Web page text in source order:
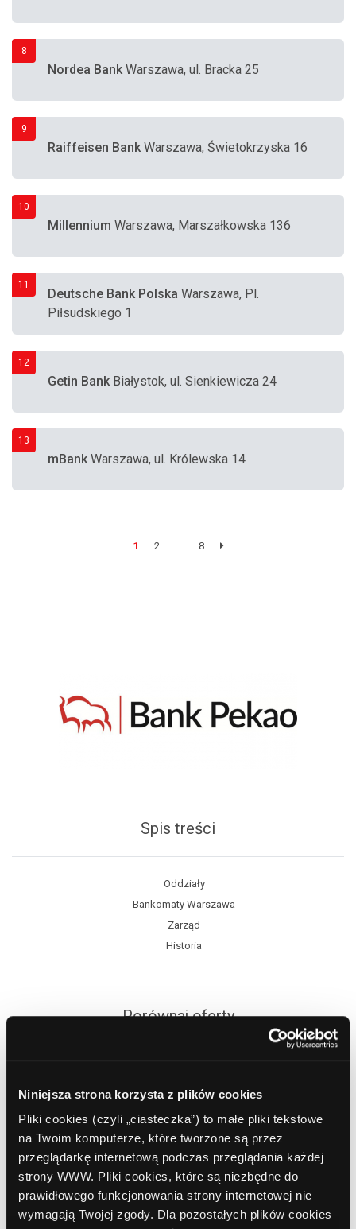
Niniejsza strona korzysta z plików cookies
Pliki cookies (czyli „ciasteczka”) to małe pliki tekstowe
na Twoim komputerze, które tworzone są przez
przeglądarkę internetową podczas przeglądania każdej
strony WWW. Pliki cookies, które są niezbędne do
prawidłowego funkcjonowania strony internetowej nie
wymagają Twojej zgody. Dla pozostałych plików cookies
Spis treści
Oddziały
Bankomaty Warszawa
Zarząd
Historia
Porównaj oferty
Konta osobiste
Kredyty gotówkowe
Kredyty dla firm
Sesje elixir
8
Nordea BankWarszawa, ul. Bracka 25
9
Raiffeisen BankWarszawa, Świetokrzyska 16
10
Millennium Warszawa, Marszałkowska 136
11
Deutsche Bank Polska Warszawa, Pl.
Piłsudskiego 1
12
Getin BankBiałystok, ul. Sienkiewicza 24
13
mBankWarszawa, ul. Królewska 14
1 2 ... 8